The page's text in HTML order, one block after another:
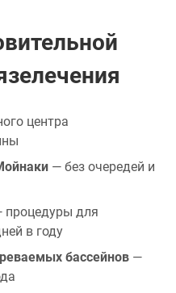
центра
— без очередей и
процедуры для
в году
бассейнов —